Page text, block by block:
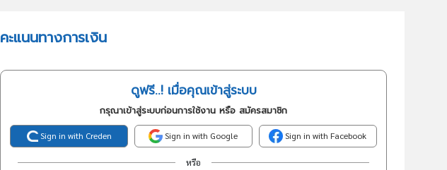
คะแนนทางการเงิน
ดูฟรี..! เมื่อคุณเข้าสู่ระบบ
กรุณาเข้าสู่ระบบก่อนการใช้งาน หรือ สมัครสมาชิก
Sign in with Creden Sign in with Google Sign in with Facebook
หรือ